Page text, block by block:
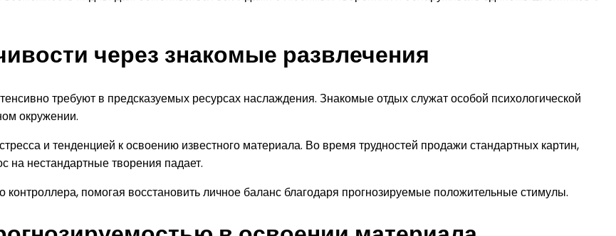
через знакомые развлечения
требуют в предсказуемых ресурсах наслаждения. Знакомые отдых служат особой психологической
окружении.
и тенденцией к освоению известного материала. Во время трудностей продажи стандартных картин,
на нестандартные творения падает.
помогая восстановить личное баланс благодаря прогнозируемые положительные стимулы.